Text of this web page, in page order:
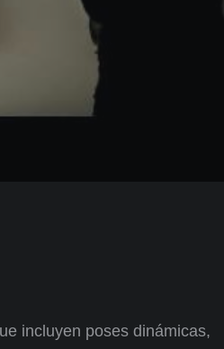
incluyen poses dinámicas,